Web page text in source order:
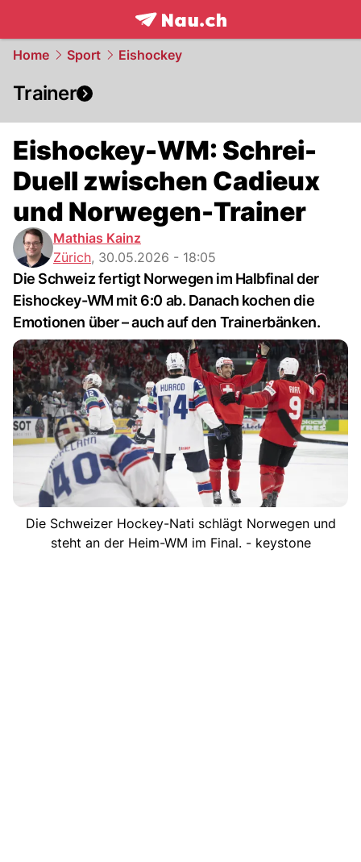
frontpage.NAU.ch
Home Sport Eishockey
Trainer
Eishockey-WM: Schrei-
Duell zwischen Cadieux
und Norwegen-Trainer
Mathias Kainz
Zürich, 30.05.2026 - 18:05
Die Schweiz fertigt Norwegen im Halbfinal der
Eishockey-WM mit 6:0 ab. Danach kochen die
Emotionen über – auch auf den Trainerbänken.
Die Schweizer Hockey-Nati schlägt Norwegen und
steht an der Heim-WM im Final. - keystone